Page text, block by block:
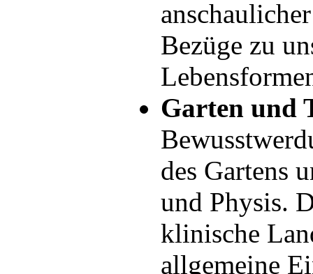
Bezüge zu
Garten und
des Gartens
und Physis.
klinische
allgemeine